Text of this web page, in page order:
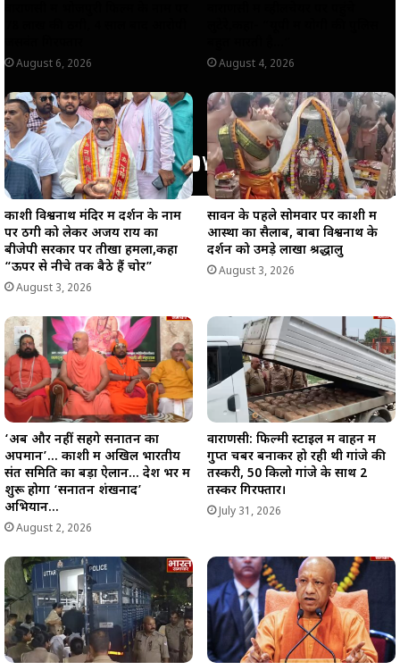
August 6, 2026 August 4, 2026
काशी विश्वनाथ मंदिर में दर्शन के नाम
पर ठगी को लेकर अजय राय का
बीजेपी सरकार पर तीखा हमला,कहा
“ऊपर से नीचे तक बैठे हैं चोर”
August 3, 2026
सावन के पहले सोमवार पर काशी में
आस्था का सैलाब, बाबा विश्वनाथ के
दर्शन को उमड़े लाखों श्रद्धालु
August 3, 2026
‘अब और नहीं सहेंगे सनातन का
अपमान’… काशी में अखिल भारतीय
संत समिति का बड़ा ऐलान… देश भर में
शुरू होगा ‘सनातन शंखनाद’
अभियान…
August 2, 2026
वाराणसी: फिल्मी स्टाइल में वाहन में
गुप्त चेंबर बनाकर हो रही थी गांजे की
तस्करी, 50 किलो गांजे के साथ 2
तस्कर गिरफ्तार।
July 31, 2026